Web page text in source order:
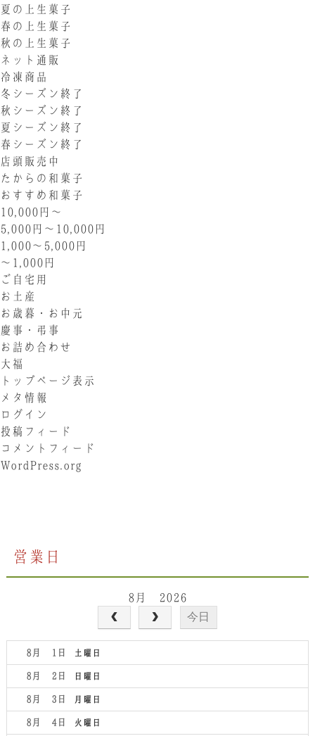
夏の上生菓子
春の上生菓子
秋の上生菓子
ネット通販
冷凍商品
冬シーズン終了
秋シーズン終了
夏シーズン終了
春シーズン終了
店頭販売中
たからの和菓子
おすすめ和菓子
10,000円〜
5,000円〜10,000円
1,000〜5,000円
〜1,000円
ご自宅用
お土産
お歳暮・お中元
慶事・弔事
お詰め合わせ
大福
トップページ表示
メタ情報
ログイン
投稿フィード
コメントフィード
WordPress.org
営業日
8月 2026
今日
土曜日
8月 1
日曜日
8月 2
月曜日
8月 3
火曜日
8月 4